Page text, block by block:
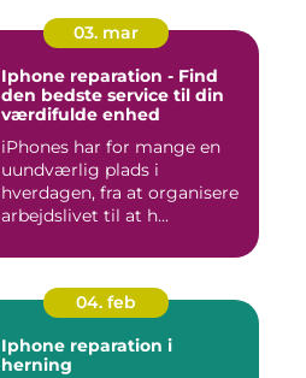
03. mar
Iphone reparation - Find
den bedste service til din
værdifulde enhed
iPhones har for mange en
uundværlig plads i
hverdagen, fra at organisere
arbejdslivet til at h...
04. feb
Iphone reparation i
herning